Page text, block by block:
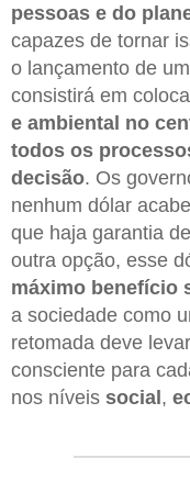
pessoas e do
capazes de tornar
o lançamento de
consistirá em
e ambiental no
todos os
decisão. Os
nenhum dólar
que haja garantia
outra opção, esse
máximo benefício
a sociedade como
retomada deve
consciente para
nos níveis social ,